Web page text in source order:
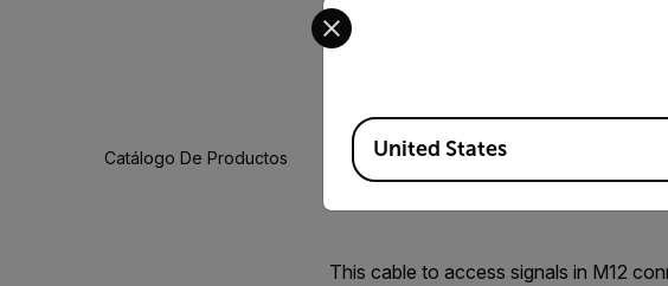
Catálogo De Productos
This cable to access signals in M12
Select your preferred country and
Available Locations
United States